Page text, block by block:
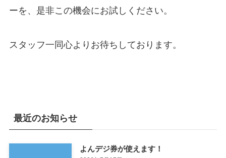
ーを、是非この機会にお試しください。
スタッフ一同心よりお待ちしております。
最近のお知らせ
よんデジ券が使えます！